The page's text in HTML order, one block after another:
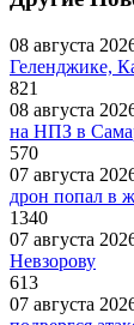
08 августа
Геленджике,
821
08 августа
на НПЗ в
570
07 августа
дрон попал в
1340
07 августа
Невзорову
613
07 августа